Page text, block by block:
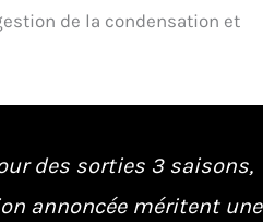
de la condensation et
des sorties 3 saisons,
annoncée méritent une